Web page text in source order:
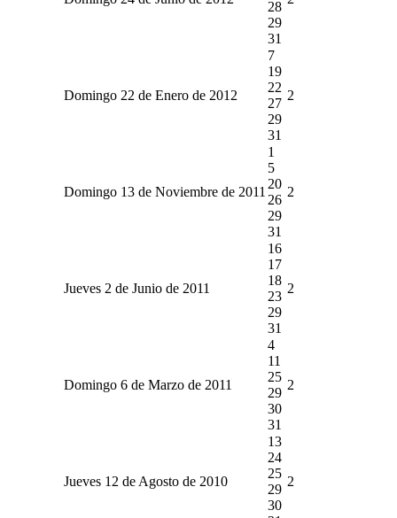
28
29
31
Domingo 22 de Enero de 2012
7
19
22
27
29
31
2
Domingo 13 de Noviembre de 2011
1
5
20
26
29
31
2
Jueves 2 de Junio de 2011
16
17
18
23
29
31
2
Domingo 6 de Marzo de 2011
4
11
25
29
30
31
2
Jueves 12 de Agosto de 2010
13
24
25
29
30
2